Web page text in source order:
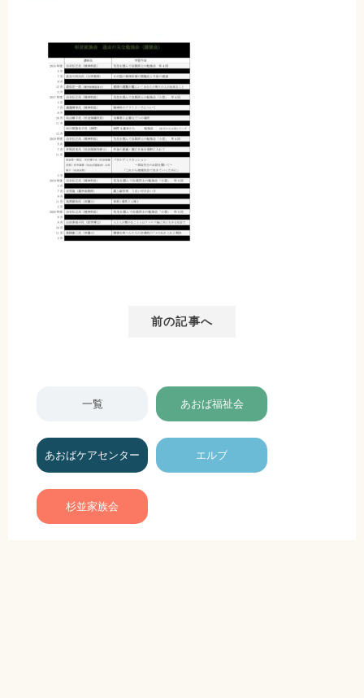
前の記事へ
一覧 あおば福祉会
あおばケアセンター エルブ
杉並家族会